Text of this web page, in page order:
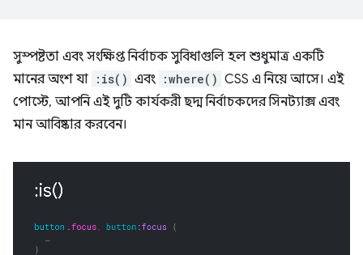
সুস্পষ্টতা এবং সংক্ষিপ্ত নির্বাচক সুবিধাগুলি হল শুধুমাত্র একটি
মানের অংশ যা :is() এবং :where() CSS এ নিয়ে আসে। এই
পোস্টে, আপনি এই দুটি কার্যকরী ছদ্ম নির্বাচকদের সিনট্যাক্স এবং
মান আবিষ্কার করবেন।